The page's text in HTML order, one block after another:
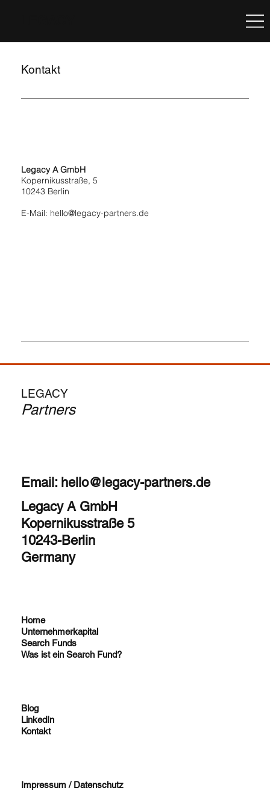
Kontakt
Legacy A GmbH
Kopernikusstraße, 5
10243 Berlin
E-Mail: hello@legacy-partners.de
LEGACY
Partners
Email: hello@legacy-partners.de
Legacy A GmbH
Kopernikusstraße 5
10243-Berlin
Germany
Home
Unternehmerkapital
Search Funds
Was ist ein Search Fund?
Blog
LinkedIn
Kontakt
Impressum / Datenschutz